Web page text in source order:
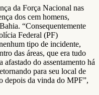
da Força Nacional nas
dos cem homens,
“Consequentemente
Federal (PF)
tipo de incidente,
das áreas, que era tudo
do assentamento há
para seu local de
depois da vinda do MPF”,